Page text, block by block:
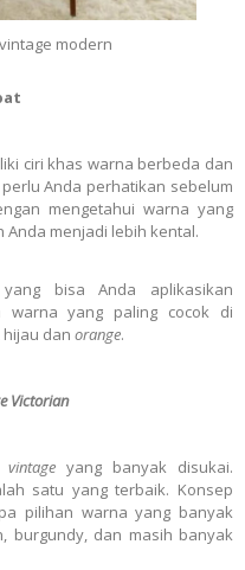
modern
ciri khas warna berbeda dan
Anda perhatikan sebelum
mengetahui warna yang
Anda menjadi lebih kental.
yang bisa Anda aplikasikan
warna yang paling cocok di
dan orange.
Victorian
vintageyang banyak disukai.
satu yang terbaik. Konsep
pilihan warna yang banyak
burgundy, dan masih banyak